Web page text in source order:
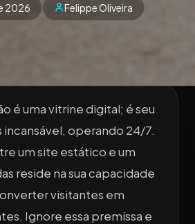
2026 Felippe Oliveira
é uma vitrine digital; é seu
operando 24/7.
um site estático e um
reside na sua capacidade
visitantes em
Ignore essa premissa e